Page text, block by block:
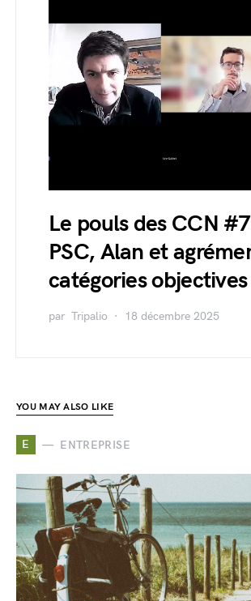
Le pouls des CCN
PSC, Alan et
catégories objectives
par Tripalio 18 décembre 2025
YOU MAY ALSO LIKE
E ENTREPRISE